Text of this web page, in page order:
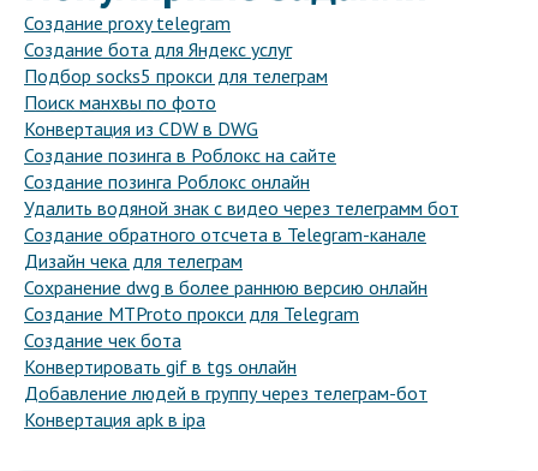
Создание proxy telegram
Создание бота для Яндекс услуг
Подбор socks5 прокси для телеграм
Поиск манхвы по фото
Конвертация из CDW в DWG
Создание позинга в Роблокс на сайте
Создание позинга Роблокс онлайн
Удалить водяной знак с видео через телеграмм бот
Создание обратного отсчета в Telegram-канале
Дизайн чека для телеграм
Сохранение dwg в более раннюю версию онлайн
Создание MTProto прокси для Telegram
Создание чек бота
Конвертировать gif в tgs онлайн
Добавление людей в группу через телеграм-бот
Конвертация apk в ipa